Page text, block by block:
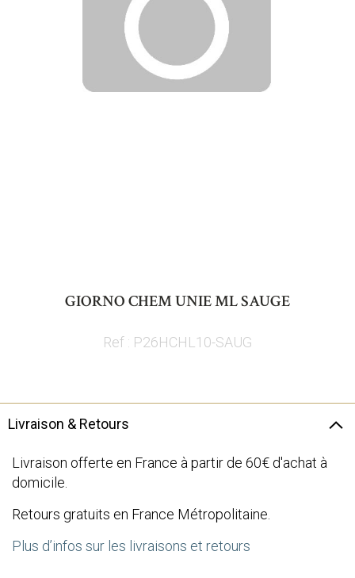
GIORNO CHEM UNIE ML SAUGE
Ref : P26HCHL10-SAUG
Livraison & Retours
Livraison offerte en France à partir de 60€ d'achat à
domicile.
Retours gratuits en France Métropolitaine.
Plus d’infos sur les livraisons et retours